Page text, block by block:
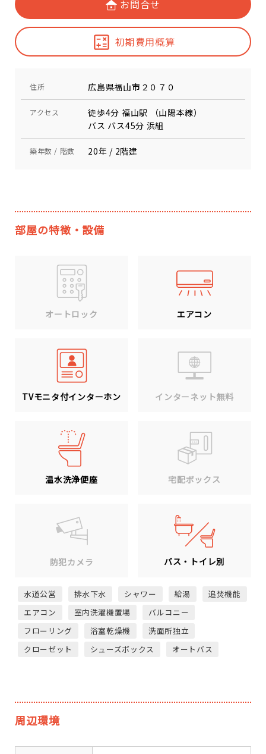
お問合せ
初期費用概算
住所 広島県福山市２０７０
アクセス
徒歩4分 福山駅 （山陽本線）
バス バス45分 浜組
築年数 / 階数 20年 / 2階建
部屋の特徴・設備
オートロック エアコン
TVモニタ付インターホン インターネット無料
温水洗浄便座 宅配ボックス
防犯カメラ バス・トイレ別
水道公営 排水下水 シャワー 給湯
追焚機能
エアコン
室内洗濯機置場
バルコニー
フローリング
浴室乾燥機
洗面所独立
クローゼット
シューズボックス オートバス
周辺環境